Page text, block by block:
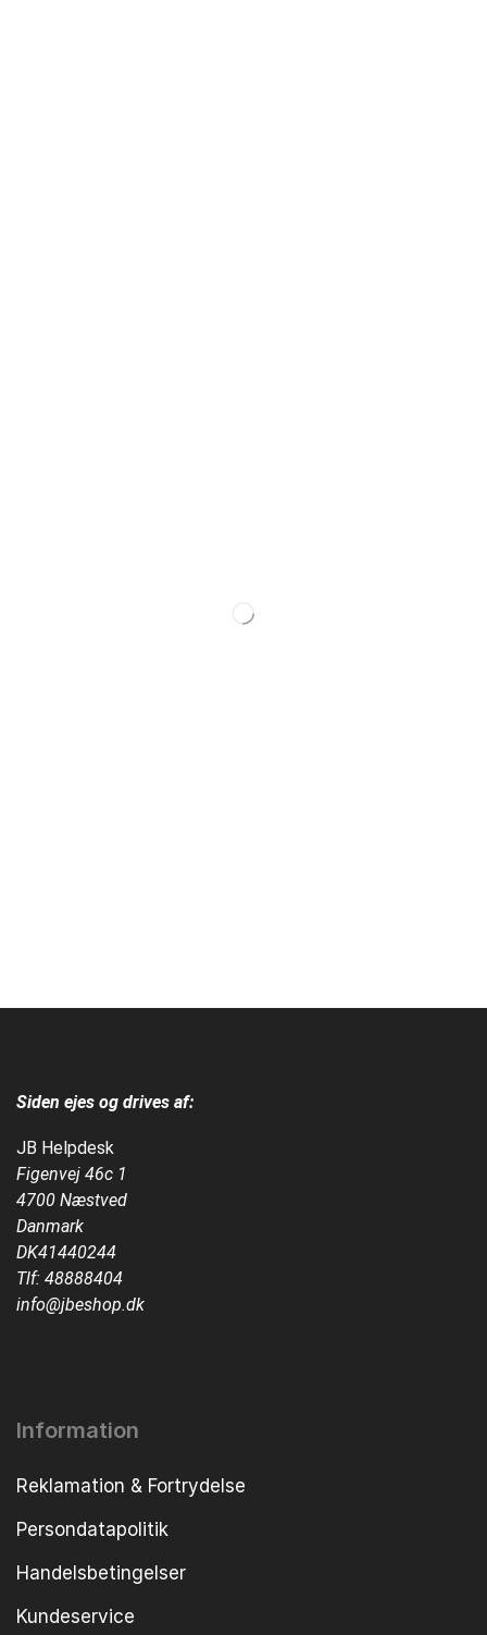
Siden ejes og drives af:
JB Helpdesk
Figenvej 46c 1
4700 Næstved
Danmark
DK41440244
Tlf: 48888404
info@jbeshop.dk
Information
Reklamation & Fortrydelse
Persondatapolitik
Handelsbetingelser
Kundeservice